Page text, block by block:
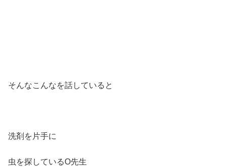
そんなこんなを話していると
洗剤を片手に
虫を探しているO先生